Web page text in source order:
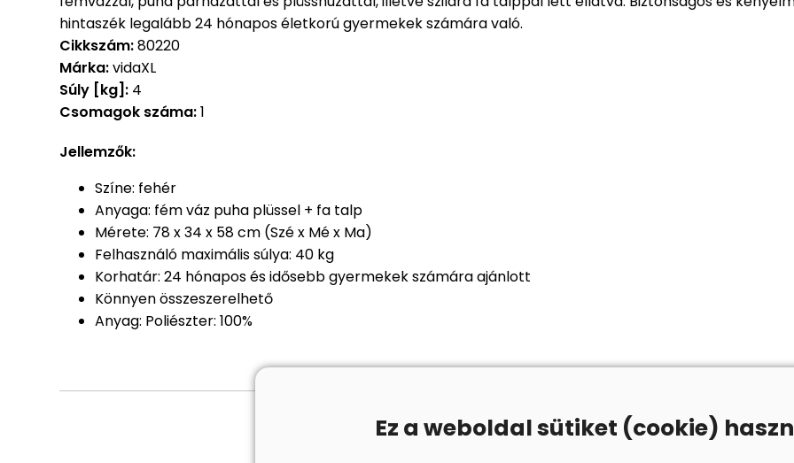
hintaszék legalább 24 hónapos életkorú gyermekek számára való.
Cikkszám:80220
Márka:vidaXL
Súly [kg]: 4
Csomagok száma:1
Jellemzők:
Színe: fehér
Anyaga: fém váz puha plüssel + fa talp
Mérete: 78 x 34 x 58 cm (Szé x Mé x Ma)
Felhasználó maximális súlya: 40 kg
Korhatár: 24 hónapos és idősebb gyermekek számára ajánlott
Könnyen összeszerelhető
Anyag: Poliészter: 100%
Ez a weboldal sütiket (cookie)